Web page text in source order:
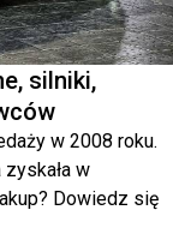
silniki,
w 2008 roku.
w
Dowiedz się